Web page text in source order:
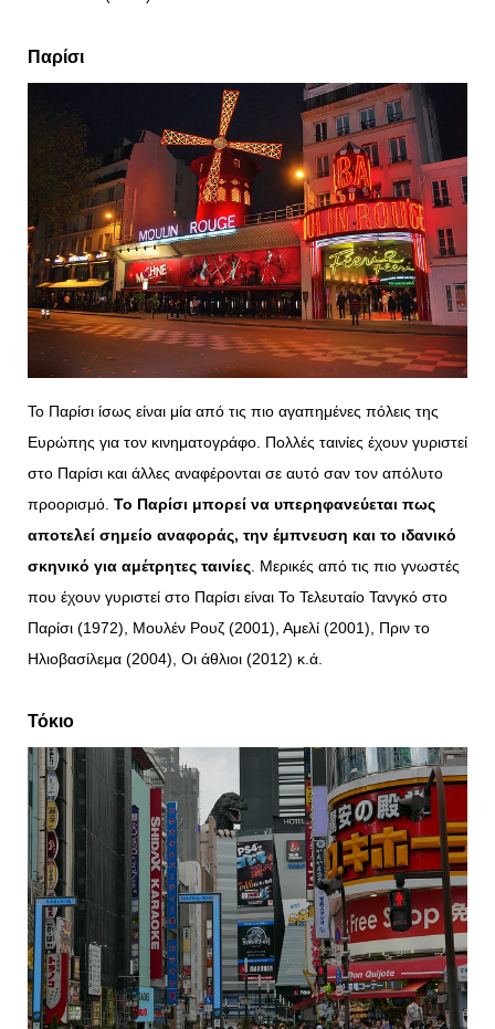
Παρίσι
Το Παρίσι ίσως είναι μία από τις πιο αγαπημένες πόλεις της
Ευρώπης για τον κινηματογράφο. Πολλές ταινίες έχουν γυριστεί
στο Παρίσι και άλλες αναφέρονται σε αυτό σαν τον απόλυτο
προορισμό. Το Παρίσι μπορεί να υπερηφανεύεται πως
αποτελεί σημείο αναφοράς, την έμπνευση και το ιδανικό
σκηνικό για αμέτρητες ταινίες . Μερικές από τις πιο γνωστές
που έχουν γυριστεί στο Παρίσι είναι Το Τελευταίο Τανγκό στο
Παρίσι (1972), Μουλέν Ρουζ (2001), Αμελί (2001), Πριν το
Ηλιοβασίλεμα (2004), Οι άθλιοι (2012) κ.ά.
Τόκιο